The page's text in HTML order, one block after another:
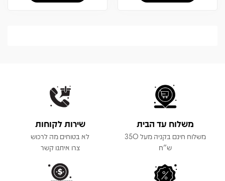
משלוח עד הבית
משלוח חינם בקניה מעל 350
ש"ח
שירות לקוחות
לא בטוחים מה לרכוש
צרו איתנו קשר